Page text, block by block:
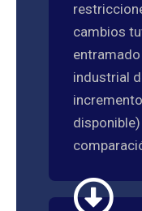
cambios
industrial